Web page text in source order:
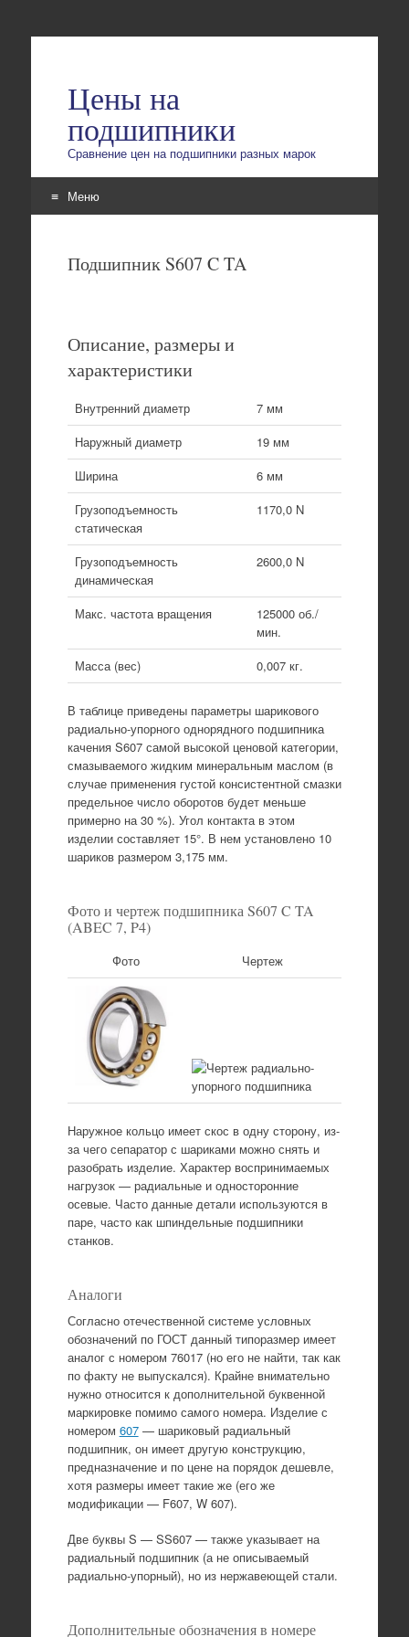
Цены на
подшипники
Сравнение цен на подшипники разных марок
Меню
содержимому
Подшипник S607 C TA
Описание, размеры и
характеристики
Внутренний диаметр
7 мм
Наружный диаметр
19 мм
Ширина
6 мм
Грузоподъемность
статическая
1170,0 N
Грузоподъемность
динамическая
2600,0 N
Макс. частота вращения
125000 об./
мин.
Масса (вес)
0,007 кг.
В таблице приведены параметры шарикового
радиально-упорного однорядного подшипника
качения S607 самой высокой ценовой категории,
смазываемого жидким минеральным маслом (в
случае применения густой консистентной смазки
предельное число оборотов будет меньше
примерно на 30 %). Угол контакта в этом
изделии составляет 15°. В нем установлено 10
шариков размером 3,175 мм.
Фото и чертеж подшипника S607 C TA
(ABEC 7, P4)
Фото Чертеж
Наружное кольцо имеет скос в одну сторону, из-
за чего сепаратор с шариками можно снять и
разобрать изделие. Характер воспринимаемых
нагрузок — радиальные и односторонние
осевые. Часто данные детали используются в
паре, часто как шпиндельные подшипники
станков.
Аналоги
Согласно отечественной системе условных
обозначений по ГОСТ данный типоразмер имеет
аналог с номером 76017 (но его не найти, так как
по факту не выпускался). Крайне внимательно
нужно относится к дополнительной буквенной
маркировке помимо самого номера. Изделие с
номером 607— шариковый радиальный
подшипник, он имеет другую конструкцию,
предназначение и по цене на порядок дешевле,
хотя размеры имеет такие же (его же
модификации — F607, W 607).
Две буквы S — SS607 — также указывает на
радиальный подшипник (а не описываемый
радиально-упорный), но из нержавеющей стали.
Дополнительные обозначения в номере